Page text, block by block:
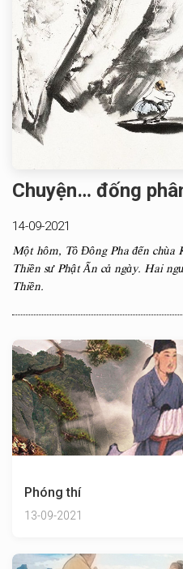
Chuyện… đống
14-09-2021
Một hôm, Tô Đông Pha đến chùa
Thiền sư Phật Ấn cả ngày. Hai
Thiền.
Phóng thí
13-09-2021